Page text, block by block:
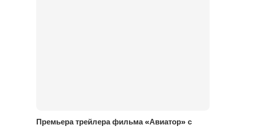
Премьера трейлера фильма «Авиатор» с